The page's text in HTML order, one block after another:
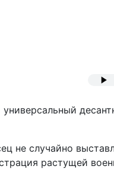
не случайно
растущей